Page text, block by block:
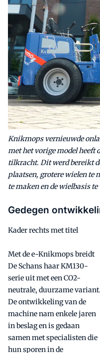
Knikmops vernieuwde
met het vorige model
tilkracht. Dit werd bereikt
plaatsen, grotere wielen te
te maken en de wielbasis te
Gedegen
Kader rechts met titel
Met de e-Knikmops breidt
De Schans haar KM130-
serie uit met een CO2-
neutrale, duurzame variant.
De ontwikkeling van de
machine nam enkele jaren
in beslag en is gedaan
samen met specialisten die
hun sporen in de